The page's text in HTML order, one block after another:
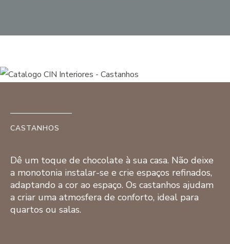
CASTANHOS
Dê um toque de chocolate à sua casa. Não deixe
a monotonia instalar-se e crie espaços refinados,
adaptando a cor ao espaço. Os castanhos ajudam
a criar uma atmosfera de conforto, ideal para
quartos ou salas.